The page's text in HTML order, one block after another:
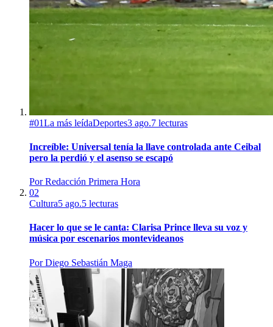
#01La más leídaDeportes3 ago.7 lecturas
Increíble: Universal tenía la llave controlada ante Ceibal
pero la perdió y el asenso se escapó
PorRedacción Primera Hora
02
Cultura5 ago.5 lecturas
Hacer lo que se le canta: Clarisa Prince lleva su voz y
música por escenarios montevideanos
PorDiego Sebastián Maga